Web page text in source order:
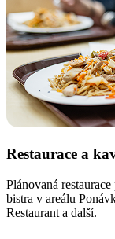
Restaurace a
Plánovaná
bistra v areálu
Restaurant a další.